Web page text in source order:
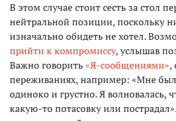
В этом случае стоит сесть за стол
нейтральной позиции, поскольку
изначально обидеть не хотел.
прийти к компромиссу, услышав
Важно говорить«Я-сообщениями»,
переживаниях, например: «Мне
одиноко и грустно. Я волновалась,
какую-то потасовку или